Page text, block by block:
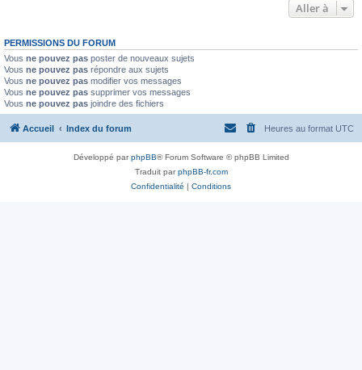
Aller à
PERMISSIONS DU FORUM
Vous ne pouvez pas poster de nouveaux sujets
Vous ne pouvez pas répondre aux sujets
Vous ne pouvez pas modifier vos messages
Vous ne pouvez pas supprimer vos messages
Vous ne pouvez pas joindre des fichiers
Accueil Index du forum Heures au format UTC
Développé parphpBB® Forum Software © phpBB Limited
Traduit parphpBB-fr.com
Confidentialité | Conditions